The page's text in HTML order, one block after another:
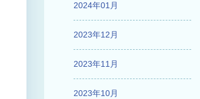
2024年01月
2023年12月
2023年11月
2023年10月